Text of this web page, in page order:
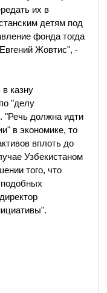
их в
детям под
фонда тогда
Жовтис", -
казну
"делу
"Речь должна идти
в экономике, то
вплоть до
Узбекистаном
того, что